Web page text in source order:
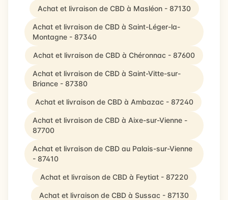
Achat et livraison de CBD à Masléon - 87130
Achat et livraison de CBD à Saint-Léger-la-
Montagne - 87340
Achat et livraison de CBD à Chéronnac - 87600
Achat et livraison de CBD à Saint-Vitte-sur-
Briance - 87380
Achat et livraison de CBD à Ambazac - 87240
Achat et livraison de CBD à Aixe-sur-Vienne -
87700
Achat et livraison de CBD au Palais-sur-Vienne
- 87410
Achat et livraison de CBD à Feytiat - 87220
Achat et livraison de CBD à Sussac - 87130